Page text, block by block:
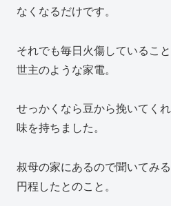
なくなるだけです。
それでも毎日火傷しているこ
世主のような家電。
せっかくなら豆から挽いてく
味を持ちました。
叔母の家にあるので聞いてみ
円程したとのこと。